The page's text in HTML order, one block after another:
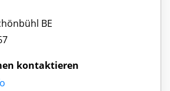
BE
kontaktieren